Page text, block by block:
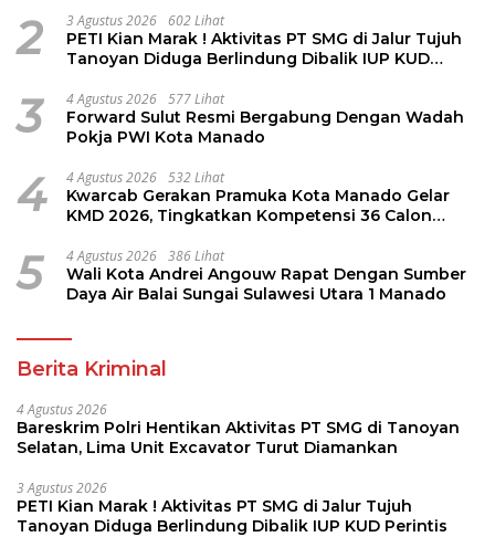
2 3 Agustus 2026 602 Lihat
PETI Kian Marak ! Aktivitas PT SMG di Jalur Tujuh
Tanoyan Diduga Berlindung Dibalik IUP KUD
3 4 Agustus 2026 577 Lihat
Forward Sulut Resmi Bergabung Dengan Wadah
Pokja PWI Kota Manado
4 4 Agustus 2026 532 Lihat
Kwarcab Gerakan Pramuka Kota Manado Gelar
KMD 2026, Tingkatkan Kompetensi 36 Calon
5 4 Agustus 2026 386 Lihat
Wali Kota Andrei Angouw Rapat Dengan Sumber
Daya Air Balai Sungai Sulawesi Utara 1 Manado
Berita Kriminal
4 Agustus 2026
Bareskrim Polri Hentikan Aktivitas PT SMG di Tanoyan
Selatan, Lima Unit Excavator Turut Diamankan
3 Agustus 2026
PETI Kian Marak ! Aktivitas PT SMG di Jalur Tujuh
Tanoyan Diduga Berlindung Dibalik IUP KUD Perintis